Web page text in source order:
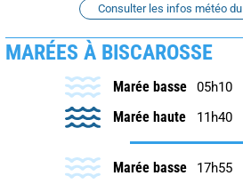
Consulter les infos météo
MARÉES À BISCAROSSE
Marée basse 05h10
Marée haute 11h40
Marée basse 17h55